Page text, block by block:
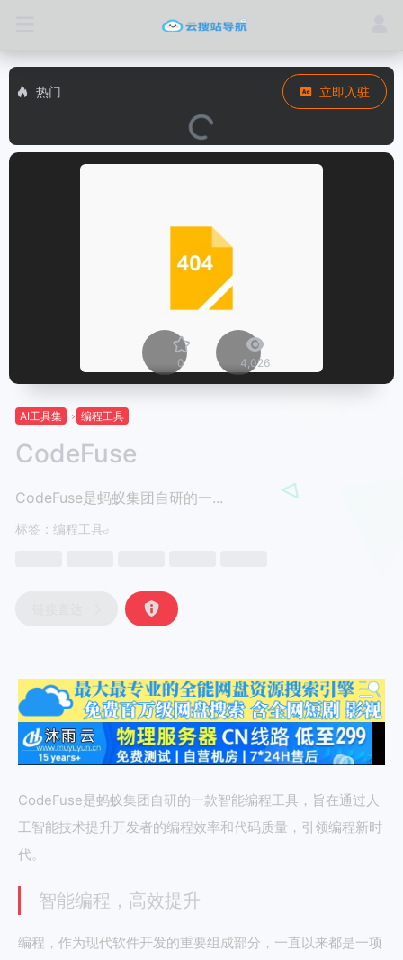
热门 立即入驻
0 4,026
AI工具集 编程工具
CodeFuse
CodeFuse是蚂蚁集团自研的一...
标签： 编程工具
CodeFuse是蚂蚁集团自研的一款智能编程工具，旨在通过人
工智能技术提升开发者的编程效率和代码质量，引领编程新时
代。
智能编程，高效提升
编程，作为现代软件开发的重要组成部分，一直以来都是一项